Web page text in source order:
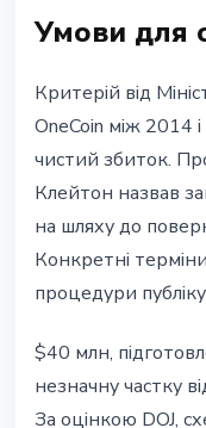
Умови для
Критерій від
OneCoin між 2014
чистий збиток.
Клейтон назвав
на шляху до
Конкретні
процедури
$40 млн,
незначну частку
За оцінкою DOJ,